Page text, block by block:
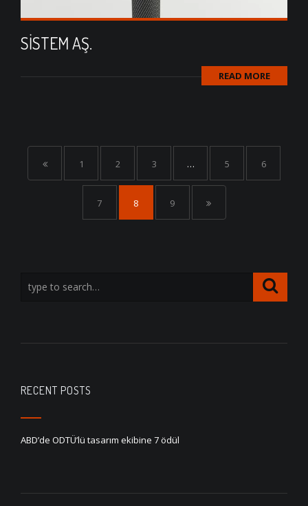
SİSTEM AŞ.
READ MORE
1 2 3 … 5 6
7 8 9
RECENT POSTS
ABD’de ODTÜ’lü tasarım ekibine 7 ödül